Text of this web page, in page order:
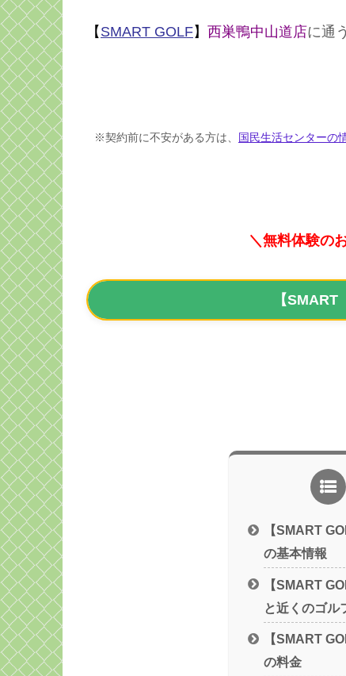
【 SMART GOLF】 西巣鴨中山道店に通
※契約前に不安がある方は、 国民生活センターの
＼無料体験の
【
【SMART
の基本情報
【SMART
と近くのゴル
【SMART
の料金